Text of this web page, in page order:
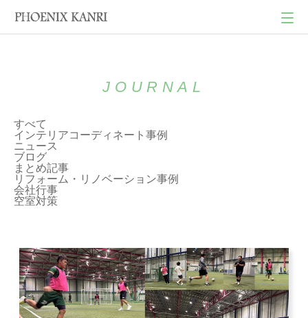
JOURNAL
すべて
インテリアコーディネート事例
ニュース
ブログ
まとめ記事
リフォーム・リノベーション事例
会社行事
空室対策